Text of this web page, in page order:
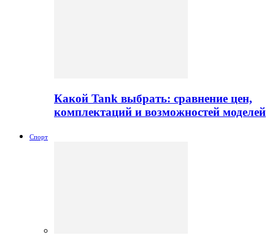
Какой Tank выбрать: сравнение цен,
комплектаций и возможностей моделей
Спорт